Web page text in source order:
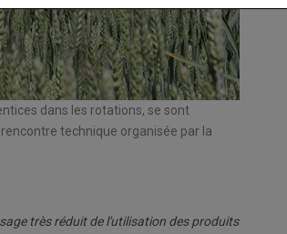
dans les rotations, se sont
technique organisée par la
très réduit de l'utilisation des produits